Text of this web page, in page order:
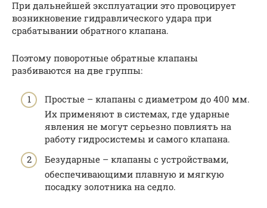
При дальнейшей эксплуатации это провоцирует
возникновение гидравлического удара при
срабатывании обратного клапана.
Поэтому поворотные обратные клапаны
разбиваются на две группы:
Простые – клапаны с диаметром до 400 мм.
Их применяют в системах, где ударные
явления не могут серьезно повлиять на
работу гидросистемы и самого клапана.
Безударные – клапаны с устройствами,
обеспечивающими плавную и мягкую
посадку золотника на седло.